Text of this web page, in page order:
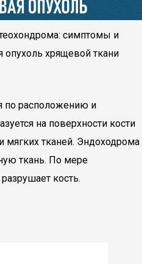
симптомы и
опухоль хрящевой ткани
по расположению и
на поверхности кости
мягких тканей. Эндоходрома
ткань. По мере
кость.